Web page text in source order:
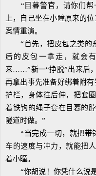
“目暮警官，请你们帮
上，自己坐在小瞳原来的
案情重演。
“首先，把皮包之类的
后的皮包一拿走，就会
来……”新一“挣脱”出来后
再拿出事先准备好绑着附
护栏，身体往后伸，把套
着铁钩的绳子套在目暮的
隧道时做。”
“当完成一切，就把带
车的速度与冲力，就能把
着小瞳。
“你胡说！你凭什么说是